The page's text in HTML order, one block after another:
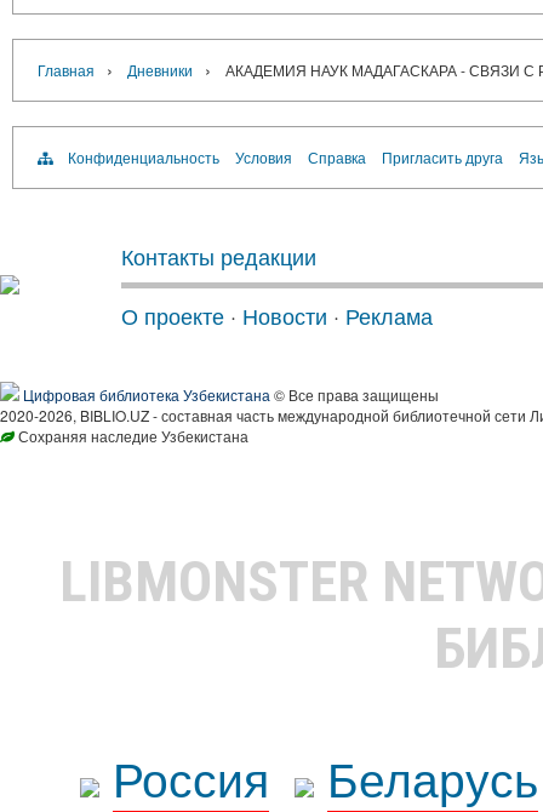
Главная › Дневники › АКАДЕМИЯ НАУК МАДАГАСКАРА - СВЯЗИ
Конфиденциальность Условия Справка Пригласить друга
Контакты редакции
О проекте · Новости · Реклама
Цифровая библиотека Узбекистана © Все права защищены
2020-2026, BIBLIO.UZ - составная часть международной библиотечной сети
Сохраняя наследие Узбекистана
LIBMONSTER
Россия
Беларусь